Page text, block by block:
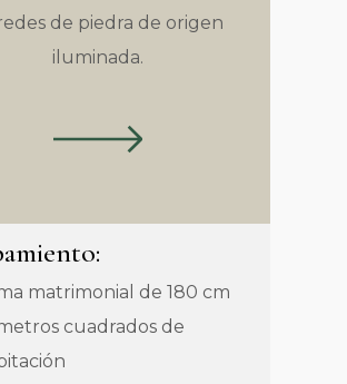
de piedra de origen
iluminada.
matrimonial de 180 cm
cuadrados de